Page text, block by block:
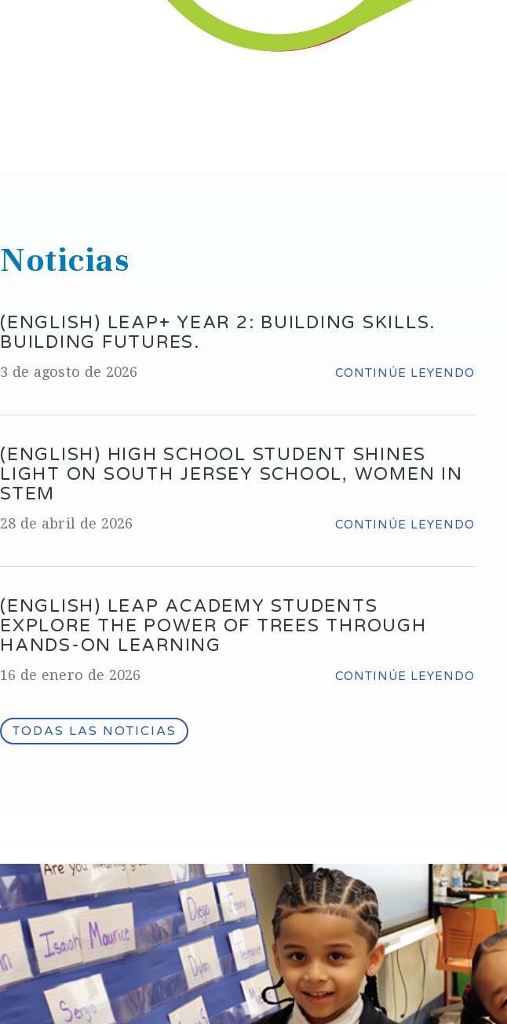
Noticias
(ENGLISH) LEAP+ YEAR 2: BUILDING SKILLS.
BUILDING FUTURES.
3 de agosto de 2026 CONTINÚE LEYENDO
(ENGLISH) HIGH SCHOOL STUDENT SHINES
LIGHT ON SOUTH JERSEY SCHOOL, WOMEN IN
STEM
28 de abril de 2026 CONTINÚE LEYENDO
(ENGLISH) LEAP ACADEMY STUDENTS
EXPLORE THE POWER OF TREES THROUGH
HANDS-ON LEARNING
16 de enero de 2026 CONTINÚE LEYENDO
TODAS LAS NOTICIAS